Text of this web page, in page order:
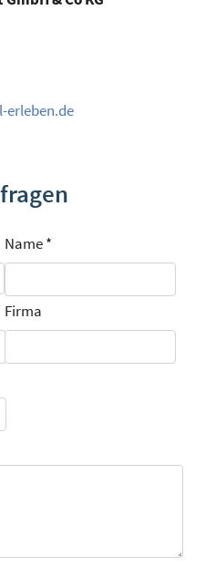
erleben.de
Name *
Firma